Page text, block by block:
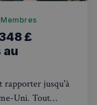
Membres
£
au
rapporter jusqu'à
Uni. Tout